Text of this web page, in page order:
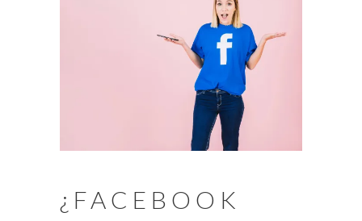
¿FACEBOOK